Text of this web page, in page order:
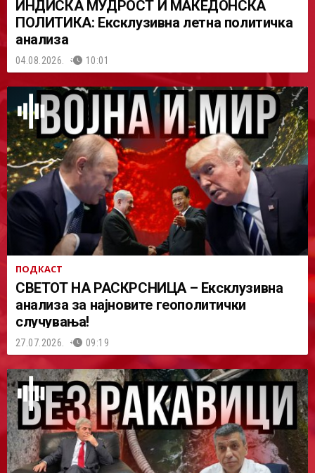
ИНДИСКА МУДРОСТ И МАКЕДОНСКА
ПОЛИТИКА: Ексклузивна летна политичка
анализа
04.08.2026. 10:01
ПОДКАСТ
СВЕТОТ НА РАСКРСНИЦА – Ексклузивна
анализа за најновите геополитички
случувања!
27.07.2026. 09:19